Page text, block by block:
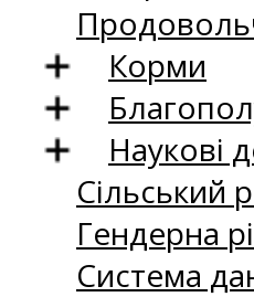
Корми
Наукові
Сільський
Гендерна
Система